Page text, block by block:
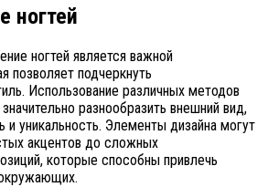
ногтей
ногтей является важной
позволяет подчеркнуть
Использование различных методов
разнообразить внешний вид,
и уникальность. Элементы дизайна могут
акцентов до сложных
которые способны привлечь